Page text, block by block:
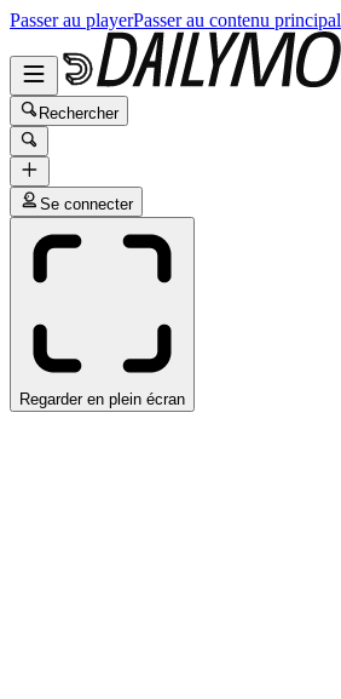
Passer au playerPasser au contenu principal
Rechercher
Se connecter
Regarder en plein écran